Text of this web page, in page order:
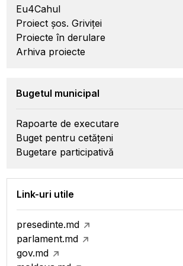
Eu4Cahul
Proiect șos. Griviței
Proiecte în derulare
Arhiva proiecte
Bugetul municipal
Rapoarte de executare
Buget pentru cetățeni
Bugetare participativă
Link-uri utile
presedinte.md
parlament.md
gov.md